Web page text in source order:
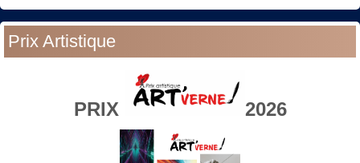
Prix Artistique
PRIX 2026